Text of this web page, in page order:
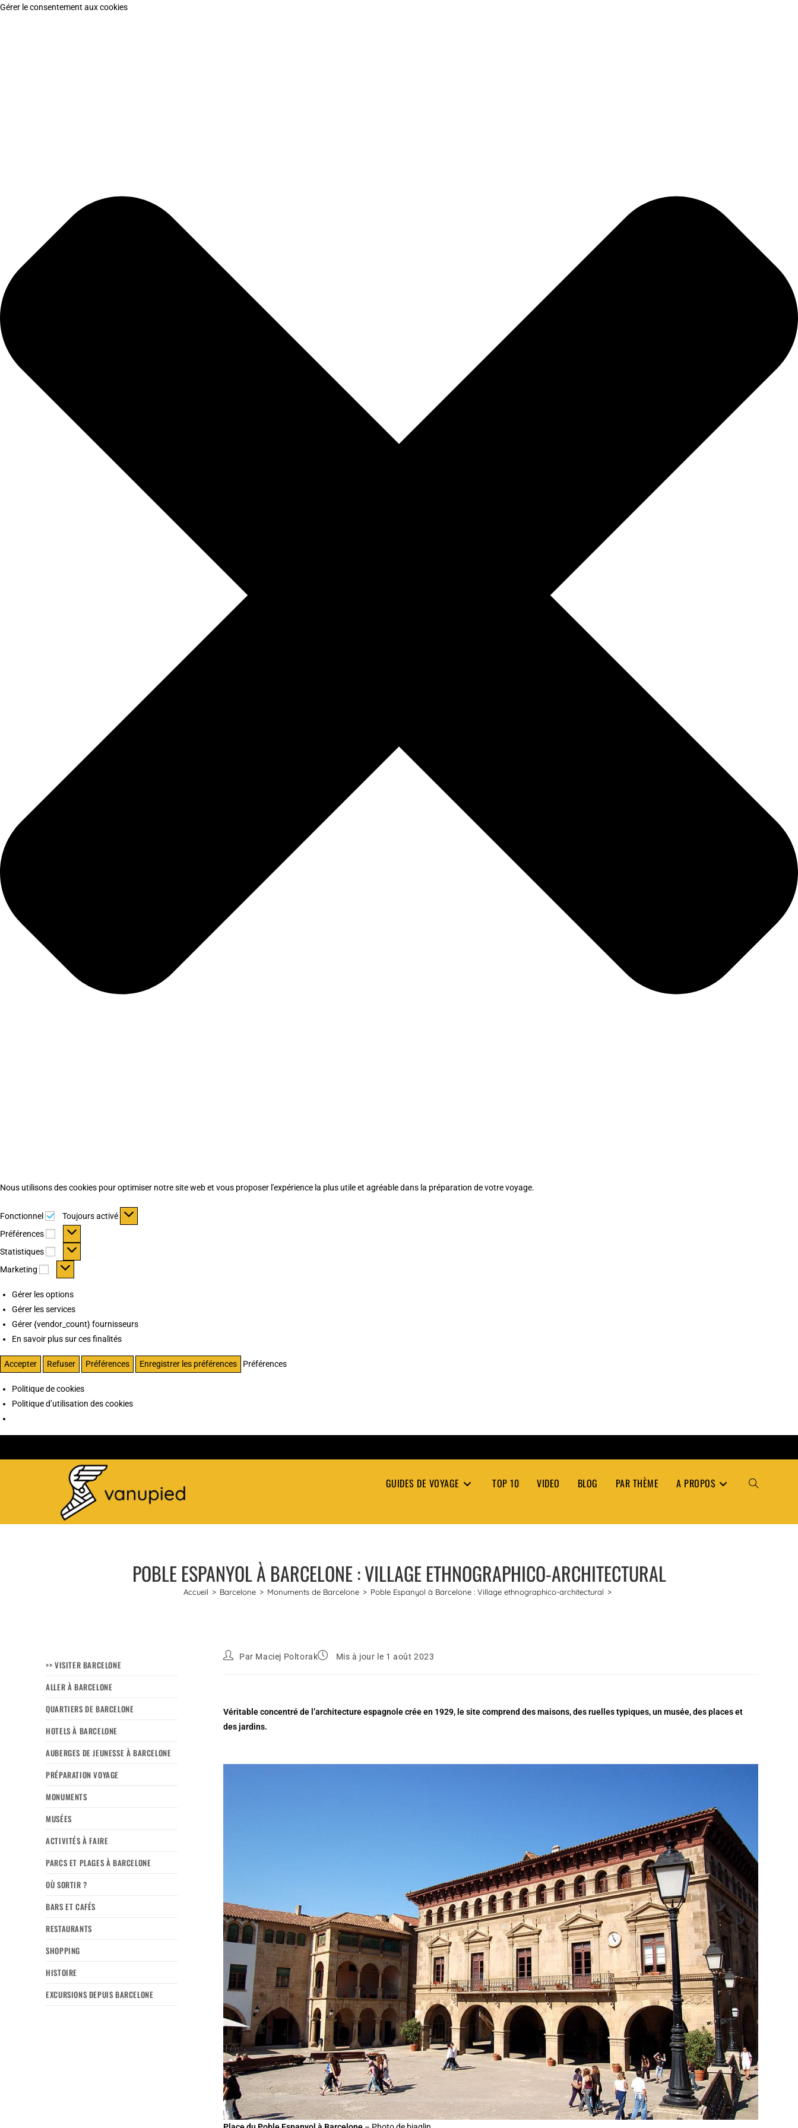
Gérer le consentement aux cookies
Nous utilisons des cookies pour optimiser notre site web et vous proposer l'expérience la plus utile et agréable dans la préparation de votre voyage.
Fonctionnel Fonctionnel
Toujours activé
Préférences
Préférences
Statistiques Statistiques
Marketing Marketing
Gérer les options
Gérer les services
Gérer {vendor_count} fournisseurs
En savoir plus sur ces finalités
Accepter Refuser Préférences Enregistrer les préférences Préférences
Politique de cookies
Politique d’utilisation des cookies
GUIDES DE VOYAGE TOP 10 VIDEO BLOG PAR THÈME A PROPOS TOGGLE
POBLE ESPANYOL À BARCELONE : VILLAGE ETHNOGRAPHICO-ARCHITECTURAL
Accueil > Barcelone > Monuments de Barcelone > Poble Espanyol à Barcelone : Village ethnographico-architectural >
>> VISITER BARCELONE
ALLER À BARCELONE
QUARTIERS DE BARCELONE
HOTELS À BARCELONE
AUBERGES DE JEUNESSE À BARCELONE
PRÉPARATION VOYAGE
MONUMENTS
MUSÉES
ACTIVITÉS À FAIRE
PARCS ET PLAGES À BARCELONE
OÙ SORTIR ?
BARS ET CAFÉS
RESTAURANTS
SHOPPING
HISTOIRE
EXCURSIONS DEPUIS BARCELONE
Par Maciej Poltorak Mis à jour le 1 août 2023
Véritable concentré de l’architecture espagnole crée en 1929, le site comprend des maisons, des ruelles typiques, un musée, des places et
des jardins.